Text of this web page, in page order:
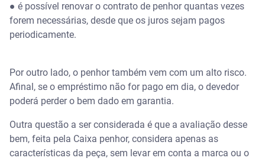
● é possível renovar o contrato de penhor quantas vezes
forem necessárias, desde que os juros sejam pagos
periodicamente.
Por outro lado, o penhor também vem com um alto risco.
Afinal, se o empréstimo não for pago em dia, o devedor
poderá perder o bem dado em garantia.
Outra questão a ser considerada é que a avaliação desse
bem, feita pela Caixa penhor, considera apenas as
características da peça, sem levar em conta a marca ou o